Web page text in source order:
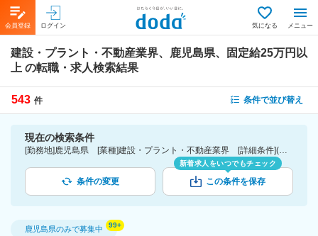
会員登録 ログイン 気になる メニュー
建設・プラント・不動産業界、鹿児島県、固定給25万円以
上 の転職・求人検索結果
543 件 条件で並び替え
現在の検索条件
[勤務地]鹿児島県 [業種]建設・プラント・不動産業界 [詳細条件](待遇・福利厚生)固定給25万円以上
条件の変更
新着求人をいつでもチェック
この条件を保存
鹿児島県のみで募集中